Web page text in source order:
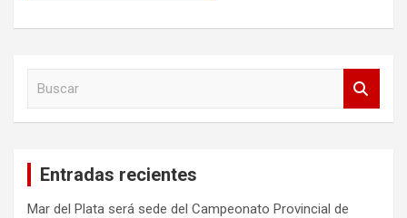
Entradas recientes
Mar del Plata será sede del Campeonato Provincial de